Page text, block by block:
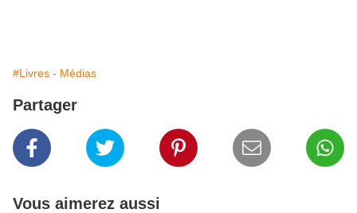
#Livres - Médias
Partager
Vous aimerez aussi